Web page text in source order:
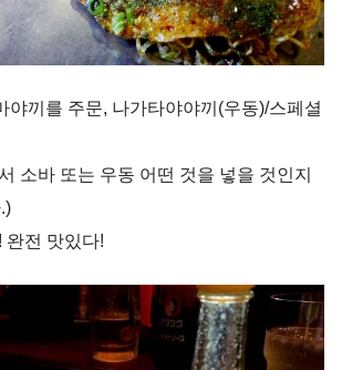
야끼를 주문, 나가타야야끼(우동)/스페셜
소바 또는 우동 어떤 것을 넣을 것인지
완전 맛있다!